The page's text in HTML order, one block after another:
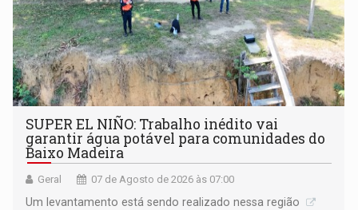
SUPER EL NIÑO: Trabalho inédito vai
garantir água potável para comunidades do
Baixo Madeira
Geral 07 de Agosto de 2026 às 07:00
Um levantamento está sendo realizado nessa região